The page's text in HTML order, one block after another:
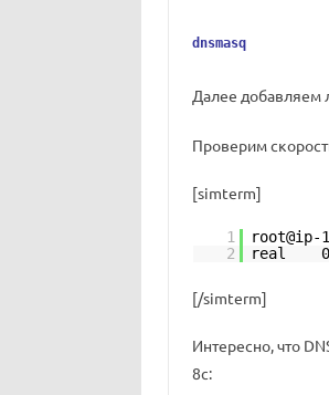
dnsmasq
Далее добавляем
Проверим
[simterm]
1 root@ip-
2
real
[/simterm]
Интересно, что
8с: